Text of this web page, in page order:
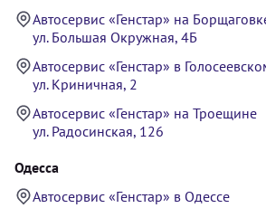
Автосервис «Генстар» на
ул. Большая Окружная, 4Б
Автосервис «Генстар» в
ул. Криничная, 2
Автосервис «Генстар» на Троещине
ул. Радосинская, 126
Одесса
Автосервис «Генстар» в Одессе